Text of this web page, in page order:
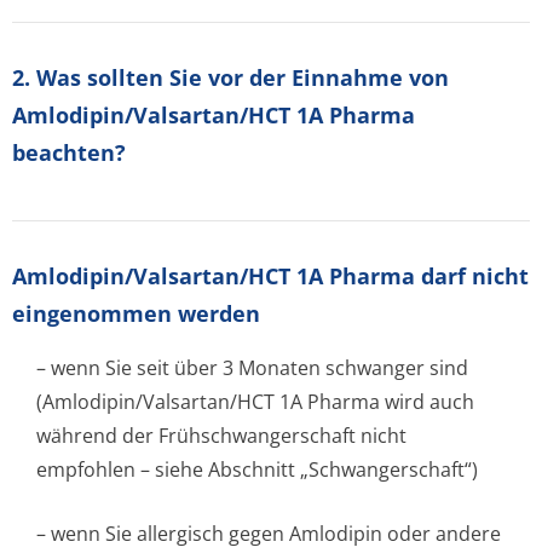
2. Was sollten Sie vor der Einnahme von
Amlodipin/Valsartan/HCT 1A Pharma
beachten?
Amlodipin/Val­sartan/HCT 1A Pharma darf nicht
eingenommen werden
– wenn Sie seit über 3 Monaten schwanger sind
(Amlodipin/Val­sartan/HCT 1A Pharma wird auch
während der Frühschwangerschaft nicht
empfohlen – siehe Abschnitt „Schwangerschaft“)
– wenn Sie allergisch gegen Amlodipin oder andere